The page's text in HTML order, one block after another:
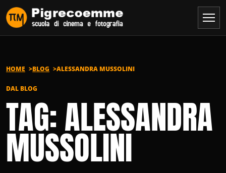
Vai al contenuto
HOME BLOG ALESSANDRA MUSSOLINI
DAL BLOG
TAG: ALESSANDRA
MUSSOLINI